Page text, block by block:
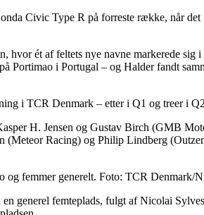
Civic Type R på forreste række, når
hvor ét af feltets nye navne markerede
Portimao i Portugal – og Halder fandt
i TCR Denmark – etter i Q1 og treer i
H. Jensen og Gustav Birch (GMB
(Meteor Racing) og Philip Lindberg
og femmer generelt. Foto: TCR Denmark/
generel femteplads, fulgt af Nicolai